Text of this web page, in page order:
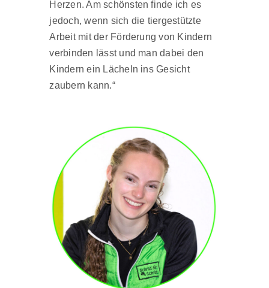
Herzen. Am schönsten finde ich es
jedoch, wenn sich die tiergestützte
Arbeit mit der Förderung von Kindern
verbinden lässt und man dabei den
Kindern ein Lächeln ins Gesicht
zaubern kann.“